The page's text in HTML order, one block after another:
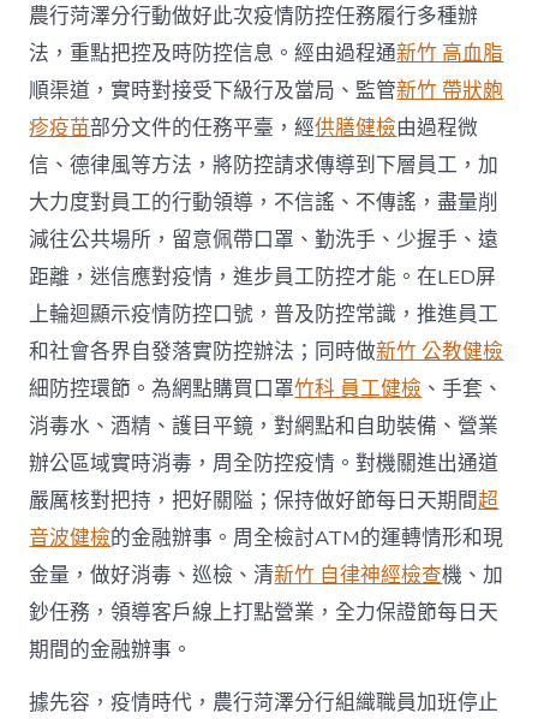
農行菏澤分行動做好此次疫情防控任務履行多種辦
法，重點把控及時防控信息。經由過程通新竹 高血脂
順渠道，實時對接受下級行及當局、監管新竹 帶狀皰
疹疫苗部分文件的任務平臺，經供膳健檢由過程微
信、德律風等方法，將防控請求傳導到下層員工，加
大力度對員工的行動領導，不信謠、不傳謠，盡量削
減往公共場所，留意佩帶口罩、勤洗手、少握手、遠
距離，迷信應對疫情，進步員工防控才能。在LED屏
上輪迴顯示疫情防控口號，普及防控常識，推進員工
和社會各界自發落實防控辦法；同時做新竹 公教健檢
細防控環節。為網點購買口罩竹科 員工健檢 、手套、
消毒水、酒精、護目平鏡，對網點和自助裝備、營業
辦公區域實時消毒，周全防控疫情。對機關進出通道
嚴厲核對把持，把好關隘；保持做好節每日天期間超
音波健檢的金融辦事。周全檢討ATM的運轉情形和現
金量，做好消毒、巡檢、清新竹 自律神經檢查機、加
鈔任務，領導客戶線上打點營業，全力保證節每日天
期間的金融辦事。
據先容，疫情時代，農行菏澤分行組織職員加班停止